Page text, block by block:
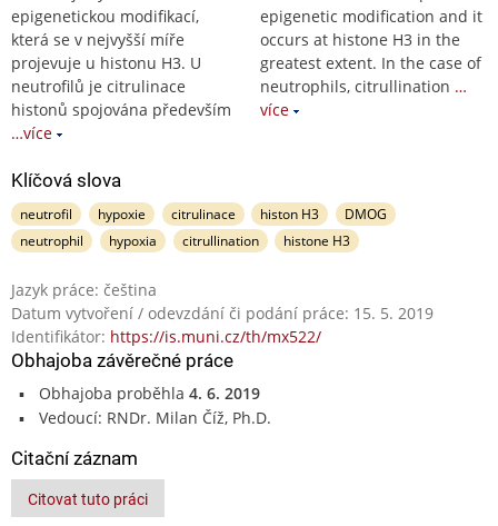
epigenetickou modifikací,
která se v nejvyšší míře
projevuje u histonu H3. U
neutrofilů je citrulinace
histonů spojována především
…více
epigenetic modification and it
occurs at histone H3 in the
greatest extent. In the case of
neutrophils, citrullination …
více
Klíčová slova
neutrofil hypoxie citrulinace histon H3
DMOG
neutrophil
hypoxia citrullination histone H3
Jazyk práce: čeština
Datum vytvoření / odevzdání či podání práce: 15. 5. 2019
Identifikátor: https://is.muni.cz/th/mx522/
Obhajoba závěrečné práce
Obhajoba proběhla 4. 6. 2019
Vedoucí: RNDr. Milan Číž, Ph.D.
Citační záznam
Citovat tuto práci